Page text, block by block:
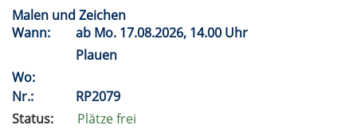
Malen und Zeichen
Wann:
ab Mo. 17.08.2026, 14.00 Uhr
Plauen
Wo:
Nr.:
RP2079
Status:
Plätze frei